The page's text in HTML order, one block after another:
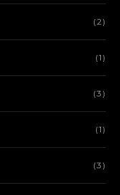
(2)
(1)
(3)
(1)
(3)